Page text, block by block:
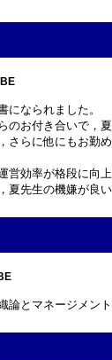
になられました。
お付き合いで，
さらに他にもお勤
営効率が格段に向
先生の機嫌が良
とマネージメント